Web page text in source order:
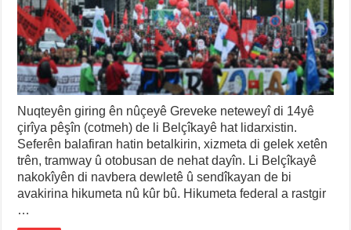
Nuqteyên giring ên nûçeyê Greveke neteweyî di 14yê
çirîya pêşîn (cotmeh) de li Belçîkayê hat lidarxistin.
Seferên balafiran hatin betalkirin, xizmeta di gelek xetên
trên, tramway û otobusan de nehat dayîn. Li Belçîkayê
nakokîyên di navbera dewletê û sendîkayan de bi
avakirina hikumeta nû kûr bû. Hikumeta federal a rastgir
…